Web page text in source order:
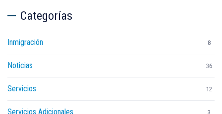
Categorías
Inmigración 8
Noticias 36
Servicios 12
Servicios Adicionales 3